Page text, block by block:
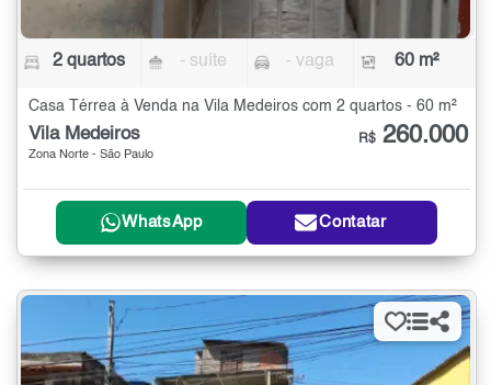
2 quartos - suíte - vaga 60 m²
Casa Térrea à Venda na Vila Medeiros com 2 quartos - 60 m²
Vila Medeiros
Zona Norte - São Paulo
R$ 260.000
WhatsApp Contatar